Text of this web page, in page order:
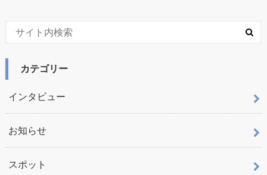
カテゴリー
インタビュー
お知らせ
スポット